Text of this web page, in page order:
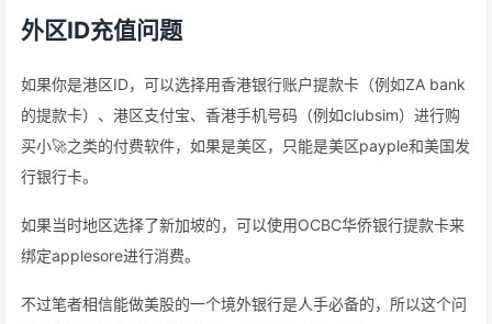
外区ID充值问题
如果你是港区ID，可以选择用香港银行账户提款卡（例如ZA bank
的提款卡）、港区支付宝、香港手机号码（例如clubsim）进行购
买小🚀之类的付费软件，如果是美区，只能是美区payple和美国发
行银行卡。
如果当时地区选择了新加坡的，可以使用OCBC华侨银行提款卡来
绑定applesore进行消费。
不过笔者相信能做美股的一个境外银行是人手必备的，所以这个问